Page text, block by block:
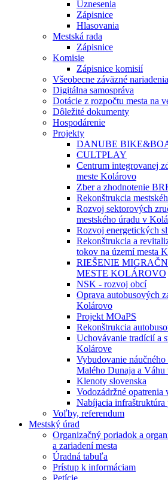
Uznesenia
Zápisnice
Hlasovania
Mestská rada
Zápisnice
Komisie
Zápisnice komisií
Všeobecne záväzné nariadenia
Digitálna samospráva
Dotácie z rozpočtu mesta na
Dôležité dokumenty
Hospodárenie
Projekty
DANUBE
CULTPLAY
Centrum integrovanej
meste Kolárovo
Zber a zhodnotenie
Rekonštrukcia
Rozvoj sektorových
mestského úradu v
Rozvoj energetických
Rekonštrukcia a
tokov na území mesta
RIEŠENIE
MESTE KOLÁROVO
NSK - rozvoj obcí
Oprava autobusových
Kolárovo
Projekt MOaPS
Rekonštrukcia
Uchovávanie tradícií a
Kolárove
Vybudovanie
Malého Dunaja a
Klenoty slovenska
Vodozádržné opatrenia
Nabíjacia
Voľby, referendum
Mestský úrad
Organizačný poriadok a
a zariadení mesta
Úradná tabuľa
Prístup k informáciam
Petície